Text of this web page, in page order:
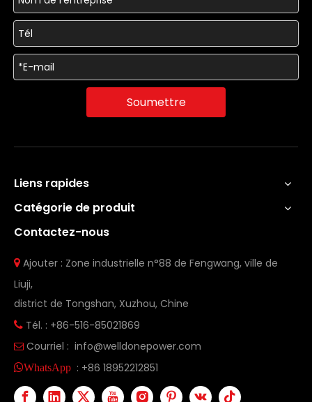
Soumettre
Liens rapides
Catégorie de produit
Contactez-nous
 Ajouter : Zone industrielle n°88 de Fengwang, ville de
Liuji,
district de Tongshan, Xuzhou, Chine
 Tél. : +86-516-85021869
 Courriel : info@welldonepower.com
WhatsApp : +86 18952212851